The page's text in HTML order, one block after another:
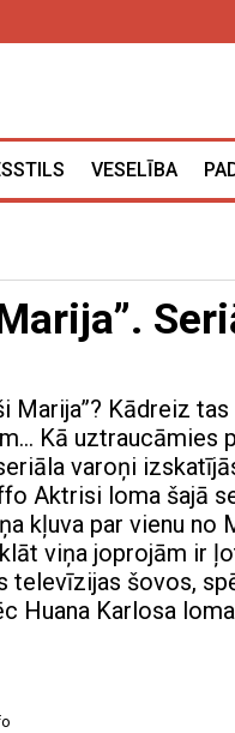
VESELĪBA
Marija”? Kādreiz
Kā uztraucāmies
varoņi
Aktrisi loma šajā
kļuva par vienu no
viņa joprojām ir
šovos,
Huana Karlosa